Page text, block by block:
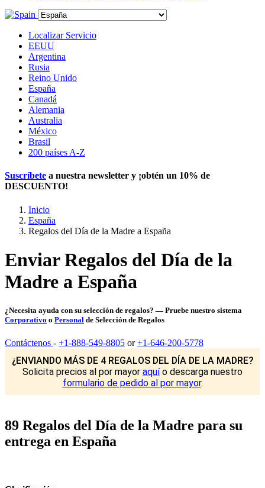
Localizar Servicio
EEUU
Argentina
Rusia
Reino Unido
España
Canadá
Alemania
Australia
México
Brasil
200 países A-Z
Suscríbete a nuestra newsletter y ¡obtén un 10% de
DESCUENTO!
Inicio
España
Regalos del Día de la Madre a España
Enviar Regalos del Día de la
Madre a España
¿Necesita ayuda con su selección de regalos? — Pruebe nuestro sistema
Corporativo o Personal de Selección de Regalos
Contáctenos - +1-888-549-8805 or+1-646-200-5778
¿ENVIANDO MÁS DE 4 REGALOS DEL DÍA DE LA MADRE?
Solicita precios al por mayor aquío descarga nuestro
formulario de pedido al por mayor.
89 Regalos del Día de la Madre para su
entrega en España